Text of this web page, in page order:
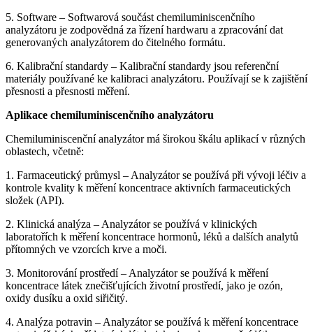
5. Software – Softwarová součást chemiluminiscenčního
analyzátoru je zodpovědná za řízení hardwaru a zpracování dat
generovaných analyzátorem do čitelného formátu.
6. Kalibrační standardy – Kalibrační standardy jsou referenční
materiály používané ke kalibraci analyzátoru. Používají se k zajištění
přesnosti a přesnosti měření.
Aplikace chemiluminiscenčního analyzátoru
Chemiluminiscenční analyzátor má širokou škálu aplikací v různých
oblastech, včetně:
1. Farmaceutický průmysl – Analyzátor se používá při vývoji léčiv a
kontrole kvality k měření koncentrace aktivních farmaceutických
složek (API).
2. Klinická analýza – Analyzátor se používá v klinických
laboratořích k měření koncentrace hormonů, léků a dalších analytů
přítomných ve vzorcích krve a moči.
3. Monitorování prostředí – Analyzátor se používá k měření
koncentrace látek znečišťujících životní prostředí, jako je ozón,
oxidy dusíku a oxid siřičitý.
4. Analýza potravin – Analyzátor se používá k měření koncentrace